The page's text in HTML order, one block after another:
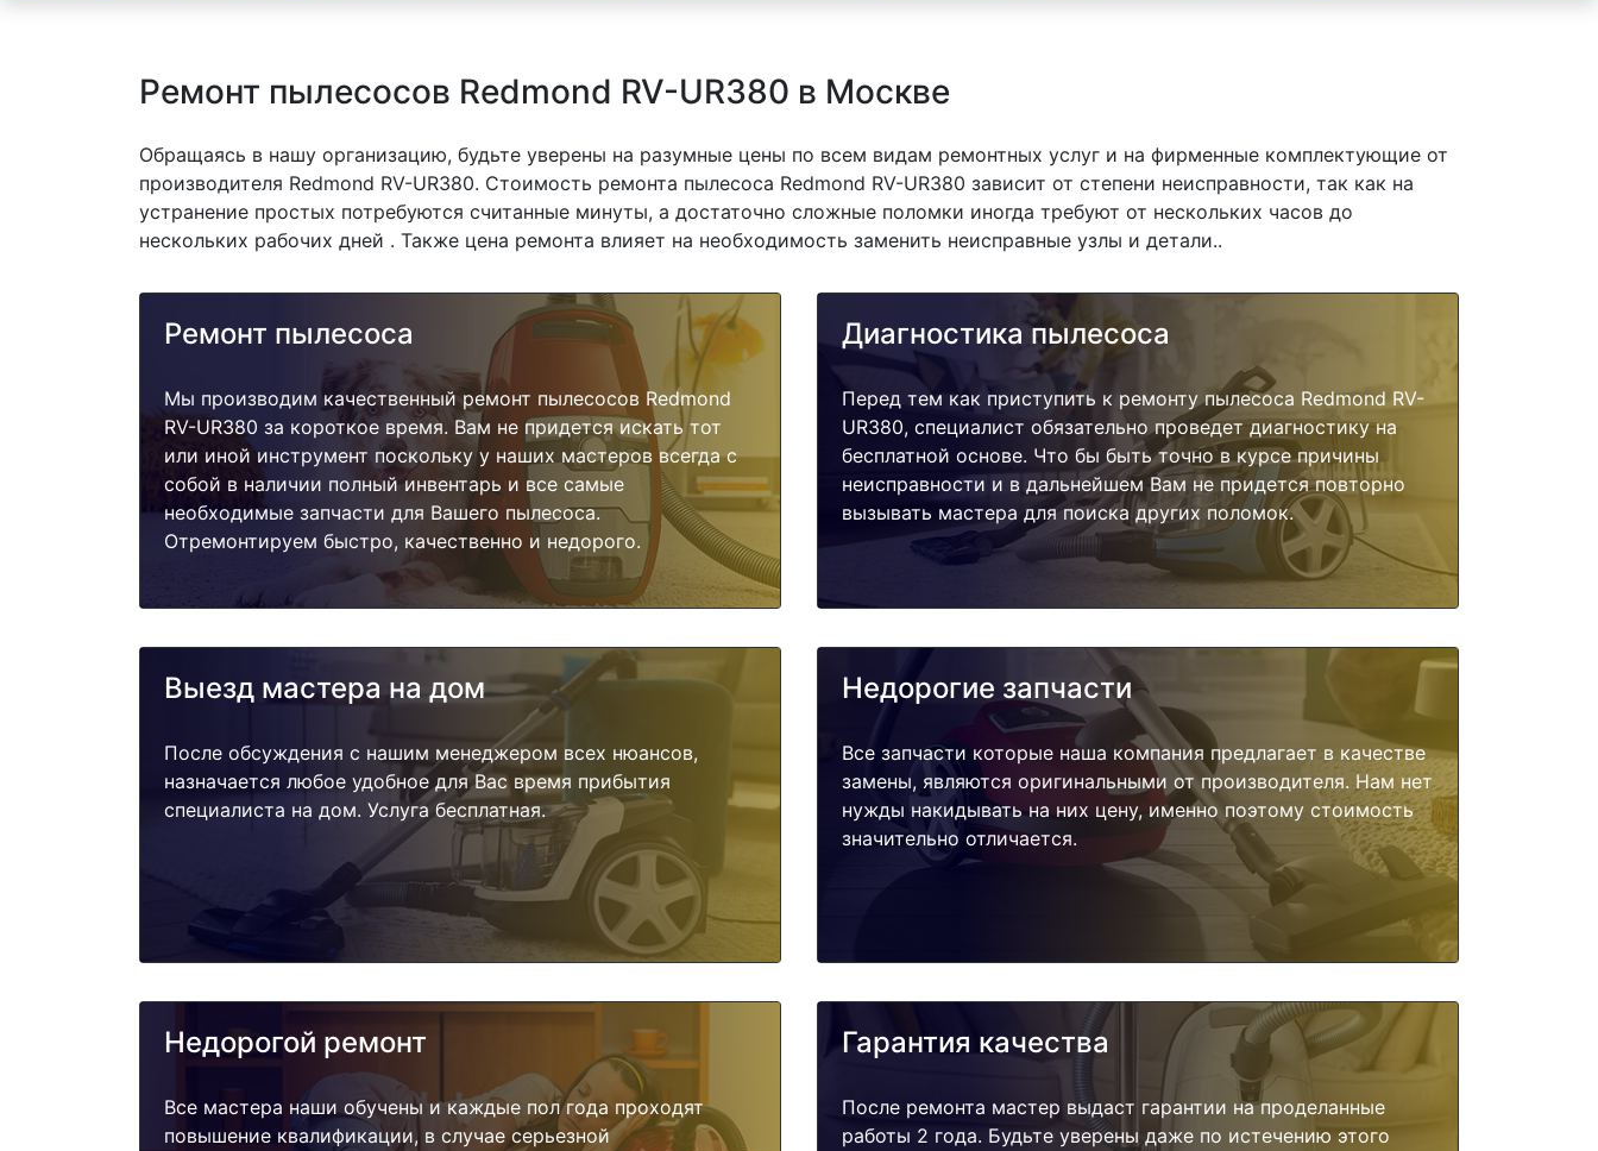
Ремонт пылесосов Redmond RV-UR380 в Москве
Обращаясь в нашу организацию, будьте уверены на разумные цены по всем видам ремонтных услуг и на фирменные комплектующие от
производителя Redmond RV-UR380. Стоимость ремонта пылесоса Redmond RV-UR380 зависит от степени неисправности, так как на
устранение простых потребуются считанные минуты, а достаточно сложные поломки иногда требуют от нескольких часов до
нескольких рабочих дней . Также цена ремонта влияет на необходимость заменить неисправные узлы и детали..
Ремонт пылесоса
Мы производим качественный ремонт пылесосов Redmond
RV-UR380 за короткое время. Вам не придется искать тот
или иной инструмент поскольку у наших мастеров всегда с
собой в наличии полный инвентарь и все самые
необходимые запчасти для Вашего пылесоса.
Отремонтируем быстро, качественно и недорого.
Диагностика пылесоса
Перед тем как приступить к ремонту пылесоса Redmond RV-
UR380, специалист обязательно проведет диагностику на
бесплатной основе. Что бы быть точно в курсе причины
неисправности и в дальнейшем Вам не придется повторно
вызывать мастера для поиска других поломок.
Выезд мастера на дом
После обсуждения с нашим менеджером всех нюансов,
назначается любое удобное для Вас время прибытия
специалиста на дом. Услуга бесплатная.
Недорогие запчасти
Все запчасти которые наша компания предлагает в качестве
замены, являются оригинальными от производителя. Нам нет
нужды накидывать на них цену, именно поэтому стоимость
значительно отличается.
Недорогой ремонт
Все мастера наши обучены и каждые пол года проходят
повышение квалификации, в случае серьезной
Гарантия качества
После ремонта мастер выдаст гарантии на проделанные
работы 2 года. Будьте уверены даже по истечению этого